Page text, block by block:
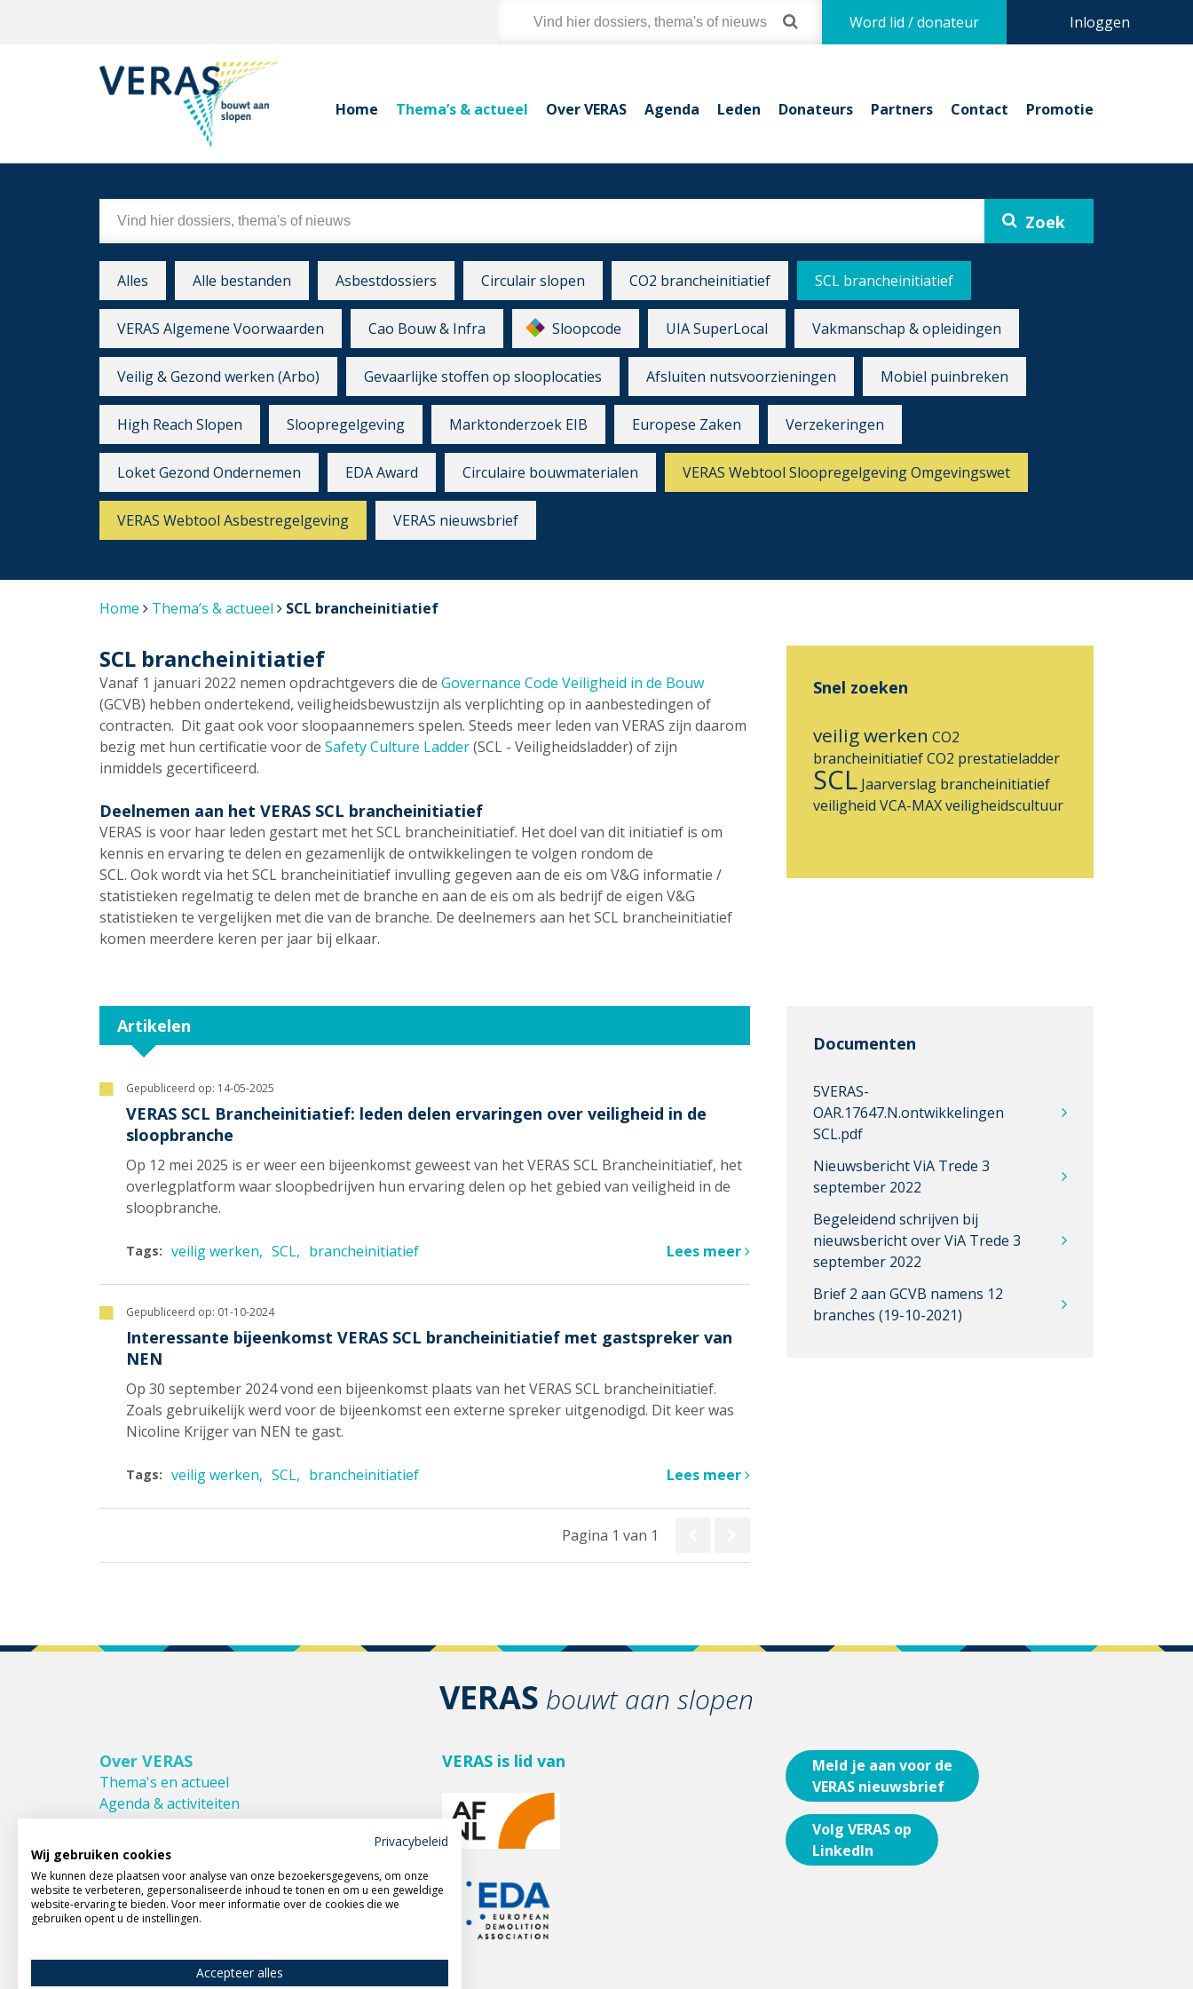
Inloggen
Word lid / donateur
Home Thema’s & actueel Over VERAS Agenda Leden Donateurs Partners Contact Promotie
Alles Alle bestanden Asbestdossiers Circulair slopen CO2 brancheinitiatief SCL brancheinitiatief
VERAS Algemene Voorwaarden Cao Bouw & Infra Sloopcode UIA SuperLocal Vakmanschap & opleidingen
Veilig & Gezond werken (Arbo) Gevaarlijke stoffen op slooplocaties Afsluiten nutsvoorzieningen Mobiel puinbreken
High Reach Slopen Sloopregelgeving Marktonderzoek EIB Europese Zaken Verzekeringen
Loket Gezond Ondernemen EDA Award Circulaire bouwmaterialen VERAS Webtool Sloopregelgeving Omgevingswet
VERAS Webtool Asbestregelgeving VERAS nieuwsbrief
Home Thema’s & actueel SCL brancheinitiatief
SCL brancheinitiatief
Vanaf 1 januari 2022 nemen opdrachtgevers die de Governance Code Veiligheid in de Bouw
(GCVB) hebben ondertekend, veiligheidsbewustzijn als verplichting op in aanbestedingen of
contracten. Dit gaat ook voor sloopaannemers spelen. Steeds meer leden van VERAS zijn daarom
bezig met hun certificatie voor de Safety Culture Ladder(SCL - Veiligheidsladder) of zijn
inmiddels gecertificeerd.
Deelnemen aan het VERAS SCL brancheinitiatief
VERAS is voor haar leden gestart met het SCL brancheinitiatief. Het doel van dit initiatief is om
kennis en ervaring te delen en gezamenlijk de ontwikkelingen te volgen rondom de
SCL. Ook wordt via het SCL brancheinitiatief invulling gegeven aan de eis om V&G informatie /
statistieken regelmatig te delen met de branche en aan de eis om als bedrijf de eigen V&G
statistieken te vergelijken met die van de branche. De deelnemers aan het SCL brancheinitiatief
komen meerdere keren per jaar bij elkaar.
Snel zoeken
veilig werken CO2
brancheinitiatiefCO2 prestatieladder
SCL Jaarverslag brancheinitiatief
veiligheid VCA-MAXveiligheidscultuur
Artikelen
Gepubliceerd op: 14-05-2025
VERAS SCL Brancheinitiatief: leden delen ervaringen over veiligheid in de
sloopbranche
Op 12 mei 2025 is er weer een bijeenkomst geweest van het VERAS SCL Brancheinitiatief, het
overlegplatform waar sloopbedrijven hun ervaring delen op het gebied van veiligheid in de
sloopbranche.
Tags: veilig werken SCL brancheinitiatief Lees meer
Gepubliceerd op: 01-10-2024
Interessante bijeenkomst VERAS SCL brancheinitiatief met gastspreker van
NEN
Op 30 september 2024 vond een bijeenkomst plaats van het VERAS SCL brancheinitiatief.
Zoals gebruikelijk werd voor de bijeenkomst een externe spreker uitgenodigd. Dit keer was
Nicoline Krijger van NEN te gast.
Tags: veilig werken SCL brancheinitiatief Lees meer
Pagina 1 van 1
Documenten
5VERAS-
OAR.17647.N.ontwikkelingen
SCL.pdf
Nieuwsbericht ViA Trede 3
september 2022
Begeleidend schrijven bij
nieuwsbericht over ViA Trede 3
september 2022
Brief 2 aan GCVB namens 12
branches (19-10-2021)
VERAS bouwt aan slopen
Over VERAS
Thema's en actueel
Agenda & activiteiten
Bestuur & Commissies
Leden van VERAS
Donateurs van VERAS
Huishoudelijk reglement
VERAS is lid van
Meld je aan voor de
VERAS nieuwsbrief
Volg VERAS op
LinkedIn
Privacybeleid
Wij gebruiken cookies
We kunnen deze plaatsen voor analyse van onze bezoekersgegevens, om onze
website te verbeteren, gepersonaliseerde inhoud te tonen en om u een geweldige
website-ervaring te bieden. Voor meer informatie over de cookies die we
gebruiken opent u de instellingen.
Accepteer alles